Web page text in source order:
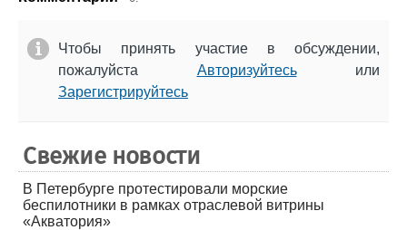
Чтобы принять участие в обсуждении,
пожалуйста Авторизуйтесьили
Зарегистрируйтесь
Свежие новости
В Петербурге протестировали морские
беспилотники в рамках отраслевой витрины
«Акватория»